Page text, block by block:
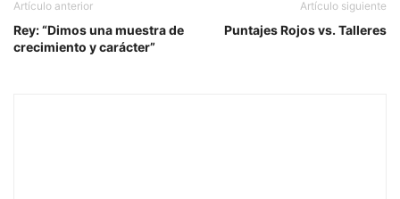
Artículo anterior
Rey: “Dimos una muestra de
crecimiento y carácter”
Artículo siguiente
Puntajes Rojos vs. Talleres